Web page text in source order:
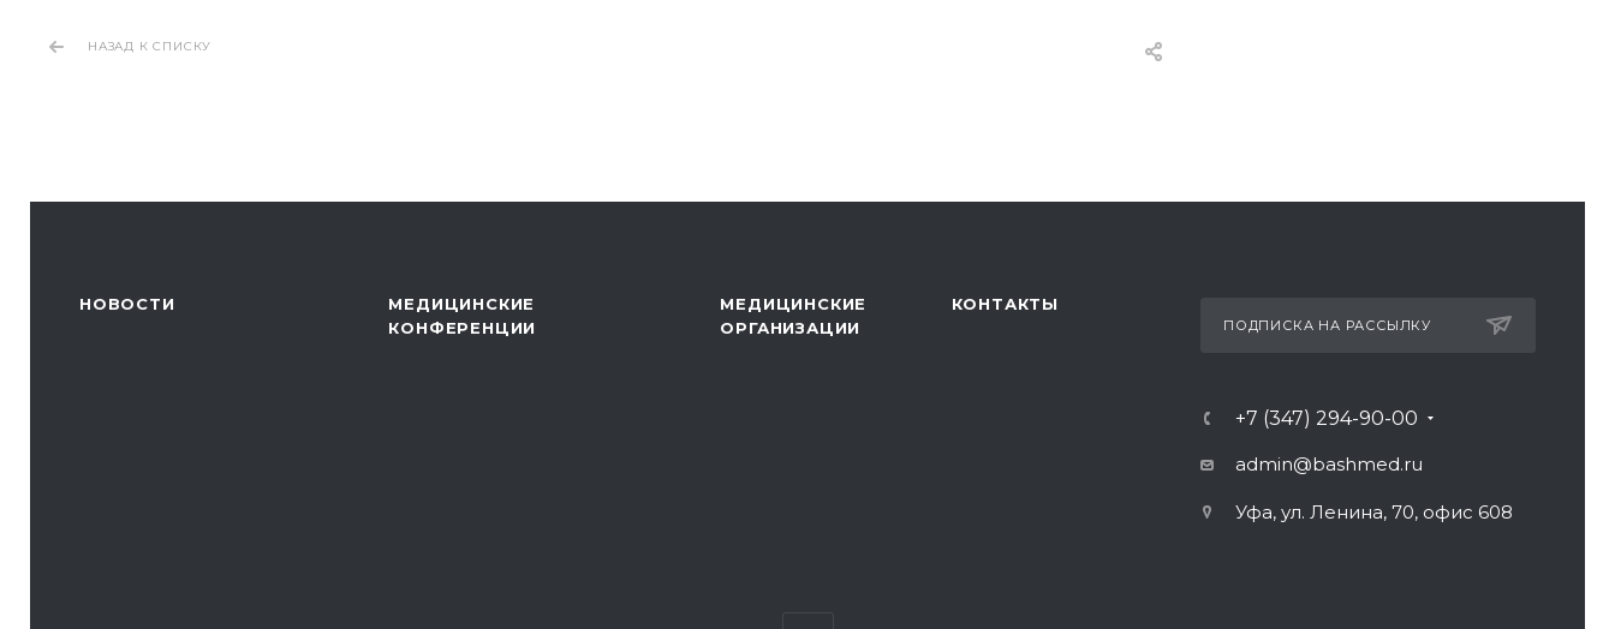
НАЗАД К СПИСКУ
НОВОСТИ
МЕДИЦИНСКИЕ
КОНФЕРЕНЦИИ
МЕДИЦИНСКИЕ
ОРГАНИЗАЦИИ
КОНТАКТЫ
ПОДПИСКА НА РАССЫЛКУ
+7 (347) 294-90-00
admin@bashmed.ru
Уфа, ул. Ленина, 70, офис 608